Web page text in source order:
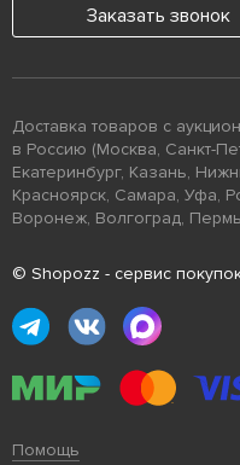
Заказать звонок
Доставка товаров с
в Россию (Москва, Санкт-
Екатеринбург, Казань,
Красноярск, Самара, Уфа,
Воронеж, Волгоград,
© Shopozz - сервис
Помощь